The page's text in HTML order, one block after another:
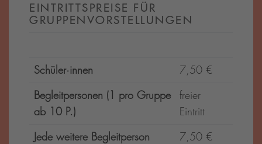
EINTRITTSPREISE FÜR
GRUPPENVORSTELLUNGEN
Schüler·innen
7,50 €
Begleitpersonen (1 pro Gruppe
ab 10 P.)
freier
Eintritt
Jede weitere Begleitperson
7,50 €